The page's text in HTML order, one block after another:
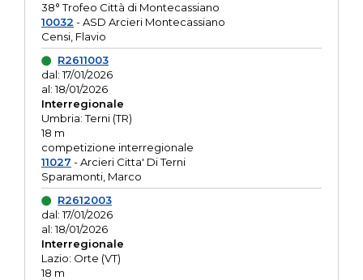
38° Trofeo Città di Montecassiano
10032 - ASD Arcieri Montecassiano
Censi, Flavio
R2611003
dal: 17/01/2026
al: 18/01/2026
Interregionale
Umbria: Terni (TR)
18 m
competizione interregionale
11027 - Arcieri Citta' Di Terni
Sparamonti, Marco
R2612003
dal: 17/01/2026
al: 18/01/2026
Interregionale
Lazio: Orte (VT)
18 m